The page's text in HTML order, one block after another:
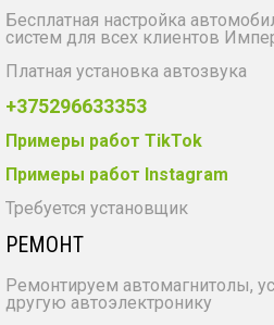
Бесплатная настройка
систем для всех клиентов
Платная установка автозвука
+375296633353
Примеры работ TikTok
Примеры работ Instagram
Требуется установщик
РЕМОНТ
Ремонтируем автомагнитолы,
другую автоэлектронику